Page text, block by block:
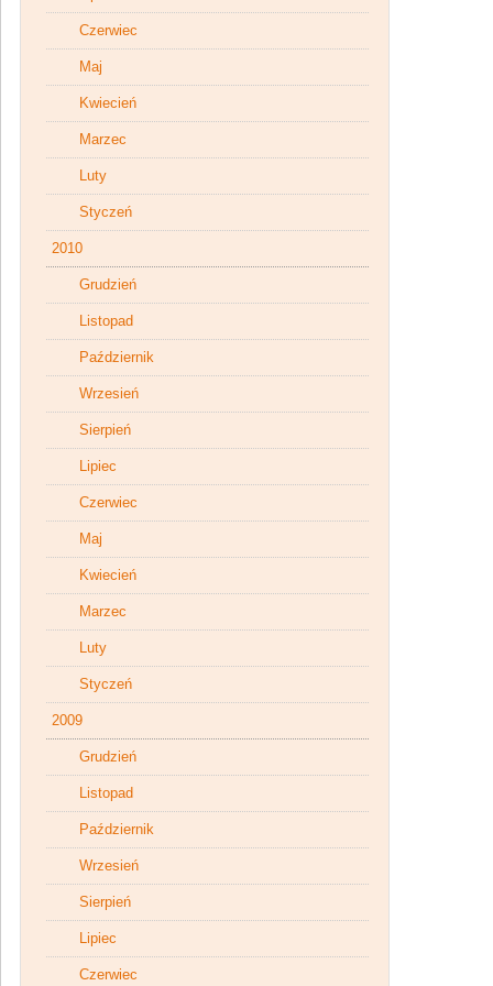
Czerwiec
Maj
Kwiecień
Marzec
Luty
Styczeń
2010
Grudzień
Listopad
Październik
Wrzesień
Sierpień
Lipiec
Czerwiec
Maj
Kwiecień
Marzec
Luty
Styczeń
2009
Grudzień
Listopad
Październik
Wrzesień
Sierpień
Lipiec
Czerwiec